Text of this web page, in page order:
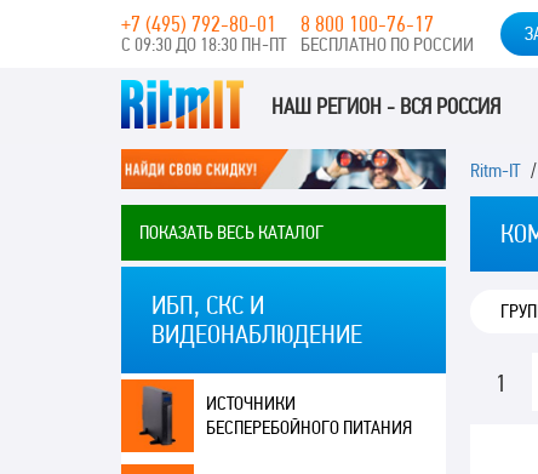
+7 (495) 792-80-01
С 09:30 ДО 18:30 ПН-ПТ
8 800 100-76-17
БЕСПЛАТНО ПО РОССИИ
НАШ РЕГИОН - ВСЯ РОССИЯ
ПОКАЗАТЬ ВЕСЬ КАТАЛОГ
ИБП, СКС И
ВИДЕОНАБЛЮДЕНИЕ
ИСТОЧНИКИ
БЕСПЕРЕБОЙНОГО ПИТАНИЯ
Ritm-IT/
1